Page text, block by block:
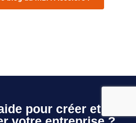
pour créer et